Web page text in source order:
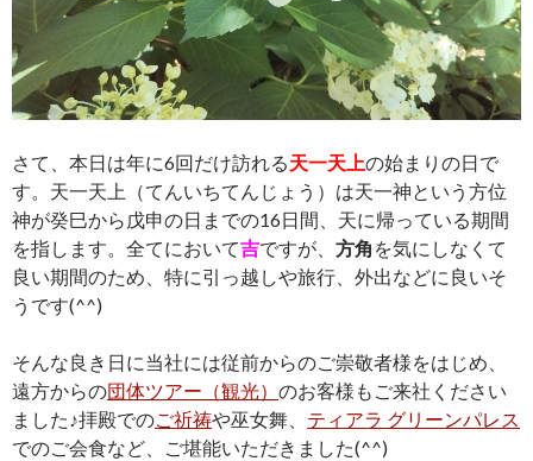
さて、本日は年に6回だけ訪れる天一天上の始まりの日で
す。天一天上（てんいちてんじょう）は天一神という方位
神が癸巳から戊申の日までの16日間、天に帰っている期間
を指します。全てにおいて吉ですが、 方角 を気にしなくて
良い期間のため、特に引っ越しや旅行、外出などに良いそ
うです(^^)
そんな良き日に当社には従前からのご崇敬者様をはじめ、
遠方からの団体ツアー（観光） のお客様もご来社ください
ました♪拝殿でのご祈祷や巫女舞、 ティアラ グリーンパレス
でのご会食など、ご堪能いただきました(^^)